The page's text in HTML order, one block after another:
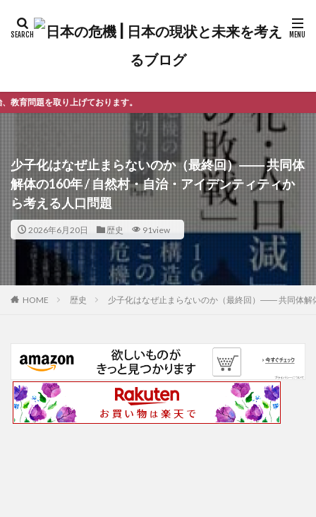
ます。
少子化はなぜ止まらないのか（最終回）―― 共同体
解体の160年 / 自然村・自治・アイデンティティか
ら考える人口問題
2026年6月20日 歴史 91view
HOME 歴史 少子化はなぜ止まらないのか（最終回）―― 共同体解